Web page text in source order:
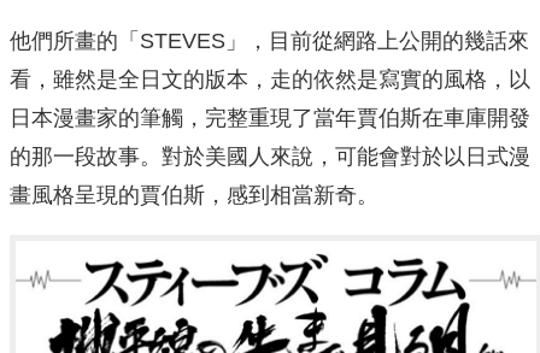
他們所畫的「STEVES」，目前從網路上公開的幾話來
看，雖然是全日文的版本，走的依然是寫實的風格，以
日本漫畫家的筆觸，完整重現了當年賈伯斯在車庫開發
的那一段故事。對於美國人來說，可能會對於以日式漫
畫風格呈現的賈伯斯，感到相當新奇。